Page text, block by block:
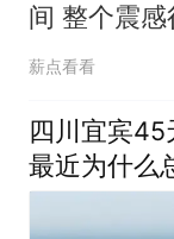
间 整个震
都在跟着震动
薪点看看
四川宜宾45
最近为什么